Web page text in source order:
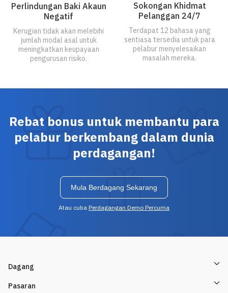
Perlindungan Baki Akaun
Negatif
Kerugian tidak akan melebihi
jumlah modal asal untuk
meningkatkan keupayaan
pengurusan risiko.
Sokongan Khidmat
Pelanggan 24/7
Terdapat 12 bahasa yang
sentiasa tersedia untuk para
pelabur menyelesaikan
masalah mereka.
Rebat bonus untuk membantu para
pelabur berkembang dalam dunia
perdagangan!
Mula Berdagang Sekarang
Atau cuba Perdagangan Demo Percuma
Dagang
Pasaran